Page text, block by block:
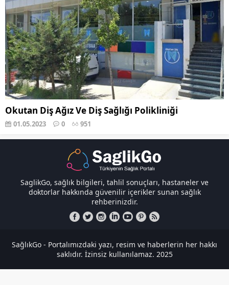
Okutan Diş Ağız Ve Diş Sağlığı Polikliniği
01.05.2023 0 951
SaglikGo, sağlık bilgileri, tahlil sonuçları, hastaneler ve
doktorlar hakkında güvenilir içerikler sunan sağlık
rehberinizdir.
SağlıkGo - Portalımızdaki yazı, resim ve haberlerin her hakkı
saklıdır. İzinsiz kullanılamaz. 2025